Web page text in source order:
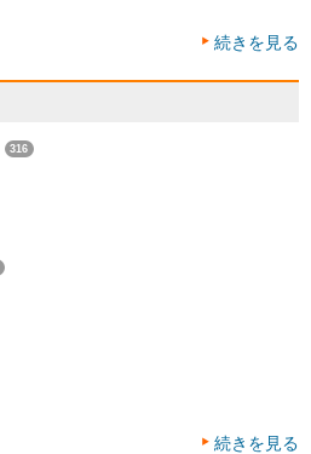
続きを見る
316
続きを見る